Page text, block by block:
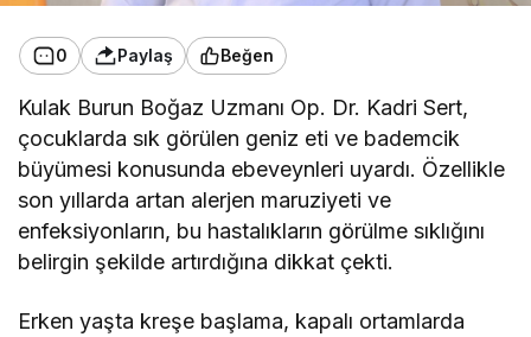
0 Paylaş Beğen
Kulak Burun Boğaz Uzmanı Op. Dr. Kadri Sert,
çocuklarda sık görülen geniz eti ve bademcik
büyümesi konusunda ebeveynleri uyardı. Özellikle
son yıllarda artan alerjen maruziyeti ve
enfeksiyonların, bu hastalıkların görülme sıklığını
belirgin şekilde artırdığına dikkat çekti.
Erken yaşta kreşe başlama, kapalı ortamlarda